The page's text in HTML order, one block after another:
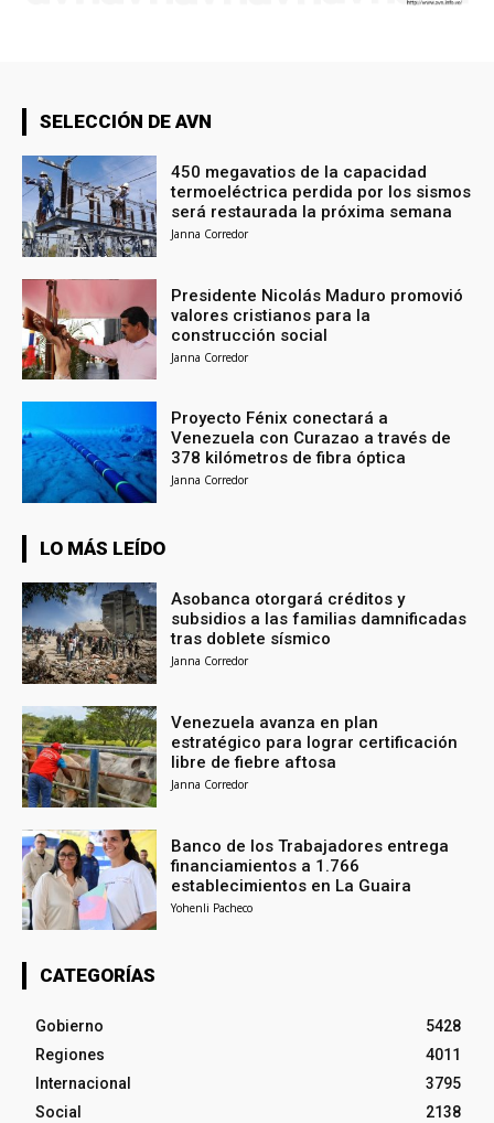
SELECCIÓN DE AVN
450 megavatios de la capacidad
termoeléctrica perdida por los sismos
será restaurada la próxima semana
Janna Corredor
Presidente Nicolás Maduro promovió
valores cristianos para la
construcción social
Janna Corredor
Proyecto Fénix conectará a
Venezuela con Curazao a través de
378 kilómetros de fibra óptica
Janna Corredor
LO MÁS LEÍDO
Asobanca otorgará créditos y
subsidios a las familias damnificadas
tras doblete sísmico
Janna Corredor
Venezuela avanza en plan
estratégico para lograr certificación
libre de fiebre aftosa
Janna Corredor
Banco de los Trabajadores entrega
financiamientos a 1.766
establecimientos en La Guaira
Yohenli Pacheco
CATEGORÍAS
Gobierno
5428
Regiones
4011
Internacional
3795
Social
2138